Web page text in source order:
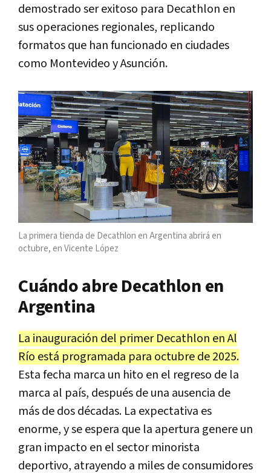
demostrado ser exitoso para Decathlon en
sus operaciones regionales, replicando
formatos que han funcionado en ciudades
como Montevideo y Asunción.
La primera tienda de Decathlon en Argentina abrirá en
octubre, en Vicente López
Cuándo abre Decathlon en
Argentina
La inauguración del primer Decathlon en Al
Río está programada para octubre de 2025.
Esta fecha marca un hito en el regreso de la
marca al país, después de una ausencia de
más de dos décadas. La expectativa es
enorme, y se espera que la apertura genere un
gran impacto en el sector minorista
deportivo, atrayendo a miles de consumidores